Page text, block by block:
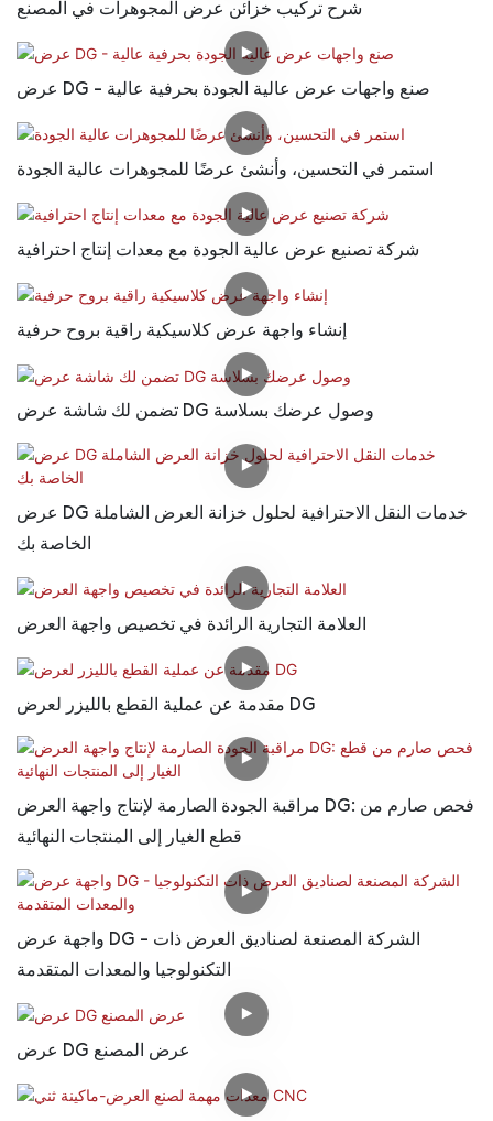
شرح تركيب خزائن عرض المجوهرات في المصنع
عرض DG - صنع واجهات عرض عالية الجودة بحرفية عالية
استمر في التحسين، وأنشئ عرضًا للمجوهرات عالية الجودة
شركة تصنيع عرض عالية الجودة مع معدات إنتاج احترافية
إنشاء واجهة عرض كلاسيكية راقية بروح حرفية
تضمن لك شاشة عرض DG وصول عرضك بسلاسة
عرض DG خدمات النقل الاحترافية لحلول خزانة العرض الشاملة
الخاصة بك
العلامة التجارية الرائدة في تخصيص واجهة العرض
مقدمة عن عملية القطع بالليزر لعرض DG
مراقبة الجودة الصارمة لإنتاج واجهة العرض DG: فحص صارم من
قطع الغيار إلى المنتجات النهائية
واجهة عرض DG - الشركة المصنعة لصناديق العرض ذات
التكنولوجيا والمعدات المتقدمة
عرض DG عرض المصنع